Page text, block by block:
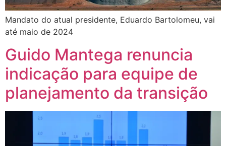
Mandato do atual presidente, Eduardo Bartolomeu, vai
até maio de 2024
Guido Mantega renuncia
indicação para equipe de
planejamento da transição